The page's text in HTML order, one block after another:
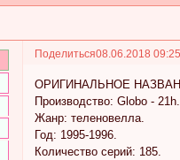
Поделиться08.06.2018
ОРИГИНАЛЬНОЕ
Производство: Globo - 21h.
Жанр: теленовелла.
Год: 1995-1996.
Количество серий: 185.